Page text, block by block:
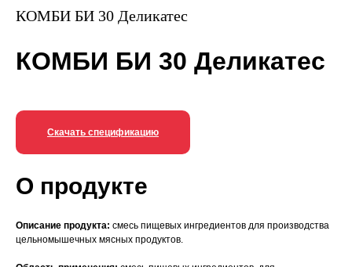
КОМБИ БИ 30 Деликатес
КОМБИ БИ 30 Деликатес
Скачать спецификацию
О продукте
Описание продукта: смесь пищевых ингредиентов для производства
цельномышечных мясных продуктов.